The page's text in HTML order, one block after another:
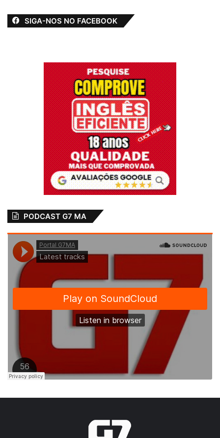
SIGA-NOS NO FACEBOOK
PODCAST G7 MA